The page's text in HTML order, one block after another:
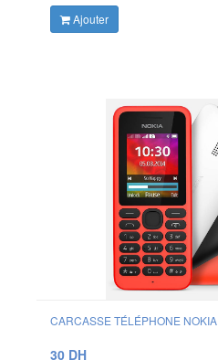
Ajouter
CARCASSE TÉLÉPHONE NOKIA
30 DH